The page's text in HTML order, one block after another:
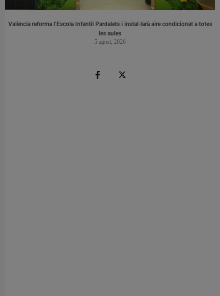
València reforma l’Escola Infantil Pardalets i instal·larà aire condicionat a totes
les aules
5 agost, 2026